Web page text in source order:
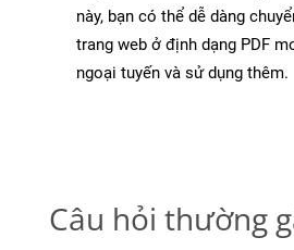
này, bạn có thể dễ dàng
trang web ở định dạng PDF
ngoại tuyến và sử dụng thêm.
Câu hỏi thường